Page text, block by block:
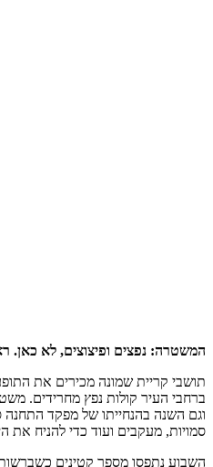
המשטרה: נפצים ופיצוצים, לא כאן.
תושבי קריית שמונה מכירים את
ברחבי העיר קולות נפץ מחרידים.
וגם השנה בהנחייתו של מפקד התחנה
סמויות, מעקבים ועוד כדי להניח את
השבוע נתפסו מספר קטינים